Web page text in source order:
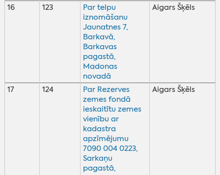
16 123
Par telpu
iznomāšanu
Jaunatnes 7,
Barkavā,
Barkavas
pagastā,
Madonas
novadā
Aigars Šķēls
17 124
Par Rezerves
zemes fondā
ieskaitītu zemes
vienību ar
kadastra
apzīmējumu
7090 004 0223,
Sarkaņu
pagastā,
Aigars Šķēls